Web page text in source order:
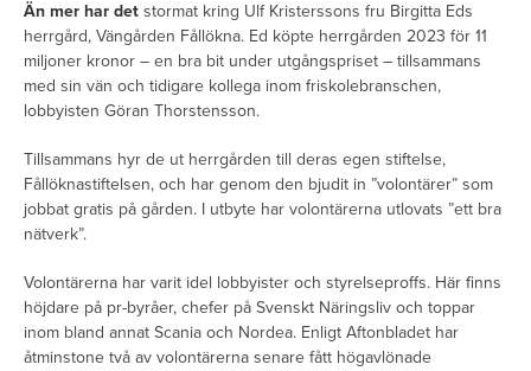
Än mer har det stormat kring Ulf Kristerssons fru Birgitta Eds
herrgård, Vängården Fållökna. Ed köpte herrgården 2023 för 11
miljoner kronor – en bra bit under utgångspriset – tillsammans
med sin vän och tidigare kollega inom friskolebranschen,
lobbyisten Göran Thorstensson.
Tillsammans hyr de ut herrgården till deras egen stiftelse,
Fållöknastiftelsen, och har genom den bjudit in ”volontärer” som
jobbat gratis på gården. I utbyte har volontärerna utlovats ”ett bra
nätverk”.
Volontärerna har varit idel lobbyister och styrelseproffs. Här finns
höjdare på pr-byråer, chefer på Svenskt Näringsliv och toppar
inom bland annat Scania och Nordea. Enligt Aftonbladet har
åtminstone två av volontärerna senare fått högavlönade